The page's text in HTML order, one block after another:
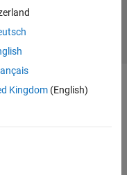
Kingdom(English)
Seleccione un país/